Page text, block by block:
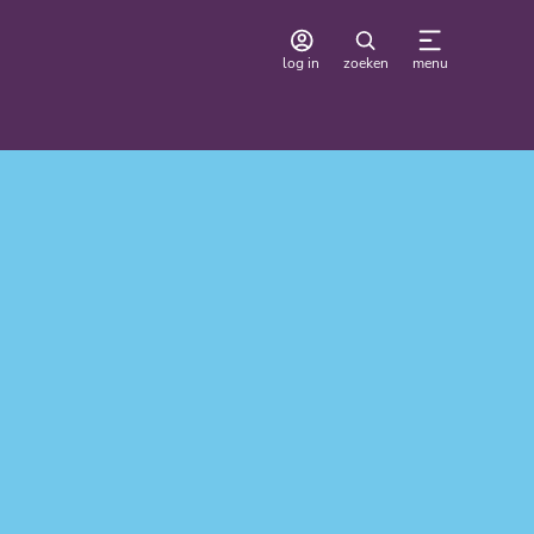
log in zoeken menu